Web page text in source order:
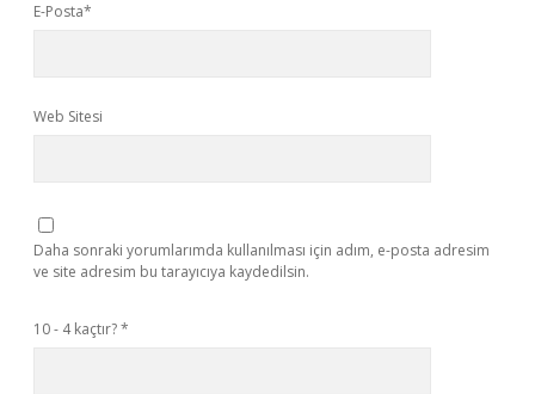
E-Posta*
Web Sitesi
Daha sonraki yorumlarımda kullanılması için adım, e-posta adresim
ve site adresim bu tarayıcıya kaydedilsin.
10 - 4 kaçtır?*